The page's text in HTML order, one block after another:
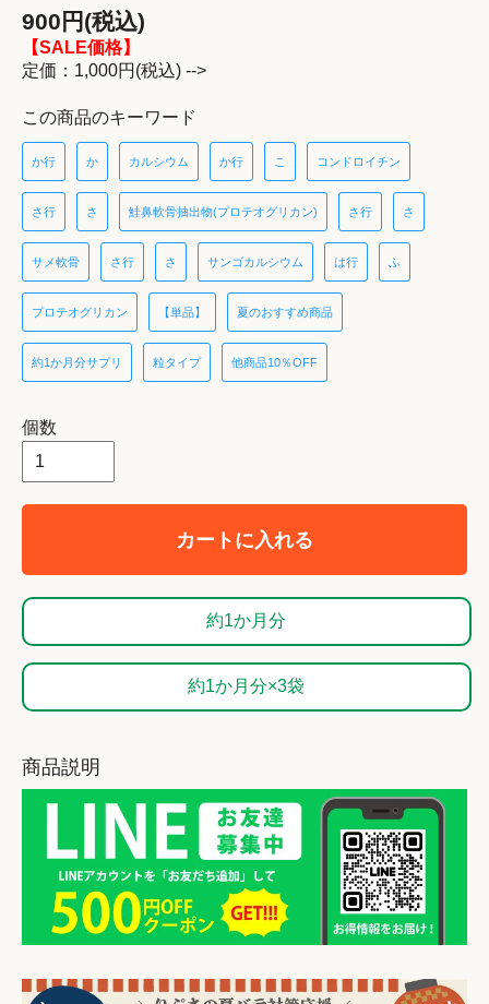
900円(税込)
【SALE価格】
定価：1,000円(税込) -->
この商品のキーワード
か行 か カルシウム か行 こ コンドロイチン
さ行 さ 鮭鼻軟骨抽出物(プロテオグリカン) さ行 さ
サメ軟骨 さ行 さ サンゴカルシウム は行 ふ
プロテオグリカン 【単品】 夏のおすすめ商品
約1か月分サプリ 粒タイプ 他商品10％OFF
個数
カートに入れる
約1か月分
約1か月分×3袋
商品説明